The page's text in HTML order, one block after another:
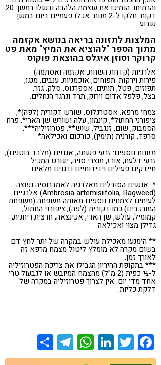
והרתיחו. הנמיכו את עוצמת הלהבה ובשלו במשך 20
דקות. חלקו ל-2 מנות. אִכלו פעמיים ביום במשך
שבוע.
המלצות לתזונה בריאה בנושא אקזמה
מתוך הספר "להוציא את המיץ" מאת פט
קרוקר וסוזן איגלס בהוצאת פוקוס
אלרגיות (קדחת השחת, אקזמה ואסתמה)
פירות וירקות: תפוחים, אוכמניות, ענבים, מנגו,
תפוזים, פטל, תותים, אספרגוס, סלק, גזר,
בצל, פלפל אדום וירוק, תרד וגרגר הנחלים.
צמחי מרפא: אסטרגלוס, שורש דקורית (לפה)*,
ציפורני החתול*, קינמון, עלה ושורש שן הארי*, פרח
הסמבוק, שום, זנגביל, שוש**, פטרוזיליה***,
סרפד, קורנית (תימין), כורכום ואכילאה*.
מזונות נוספים: זרעי פשתה, אגוזים (מלבד בוטנים),
זרעי דלעת, אורז, מוצרי סויה, יוגורט המכיל
חיידקים פעילים וידידותיים ודגנים מלאים.
* אנשים הסובלים מאלרגיה לאמברוסיה נפוצה
(Ambrosia artemisiifolia, Ragweed) אלרגיים
לעיתים לצמחים נוספים מאותה משפחה (משפחת
המורכבים) כמו דקורית (לפה), ציפורני החתול,
קמומיל, עולש, שן הארי, אכינצאה, חרצית ריחנית,
גדילן מצוי ואכילאה.
** הימנעו מאכילת עולש במקרה של יתר לחץ דם.
בשום מקרה לא מומלץ ליטול מצמח מרפא זה
לאורך זמן.
*** בתקופת ההיריון הגבילו את צריכת הפטרוזיליה
ל-½ כפית (2 מ"ל) מהצמח המיובש או לגבעול טרי
אחד מדי יום. אין לצרוך פטרוזיליה במקרה של
דלקת כליות.
Facebook
Twitter
LinkedIn
WhatsApp
Telegram